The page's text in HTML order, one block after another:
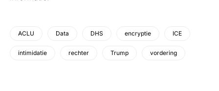
ACLU Data DHS encryptie ICE
intimidatie rechter Trump vordering